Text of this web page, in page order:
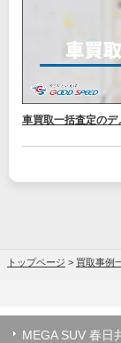
車買取一括査定のデ
トップページ > 買取事例
MEGA SUV 春日